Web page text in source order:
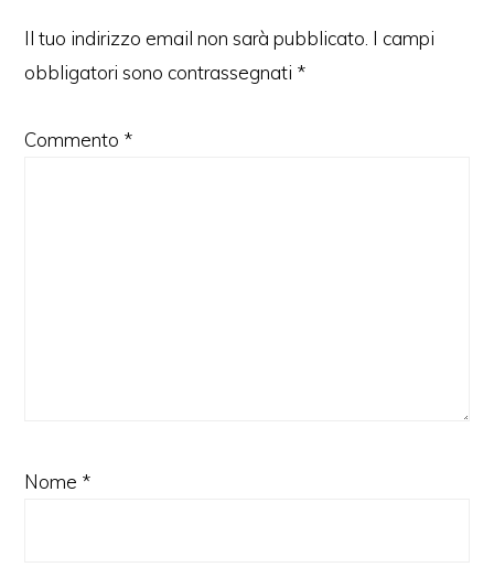
Il tuo indirizzo email non sarà pubblicato. I campi
obbligatori sono contrassegnati *
Commento *
Nome *